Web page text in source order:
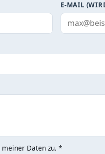
E-MAIL
Daten zu. *